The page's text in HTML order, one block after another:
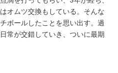
オムツ交換もしている。そんな
ボールしたことを思い出す。過
常が交錯していき、ついに最期